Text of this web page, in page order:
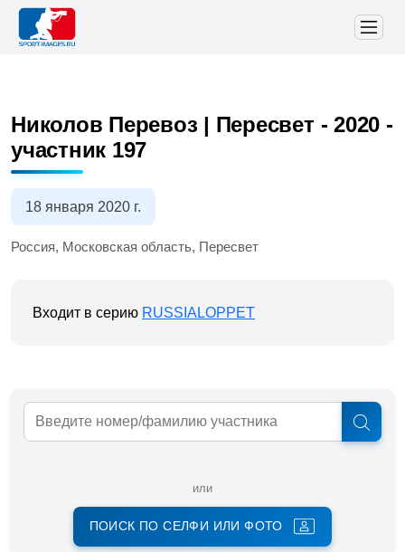
Николов Перевоз | Пересвет - 2020 -
участник 197
18 января 2020 г.
Россия, Московская область, Пересвет
Входит в серию RUSSIALOPPET
или
ПОИСК ПО СЕЛФИ ИЛИ ФОТО